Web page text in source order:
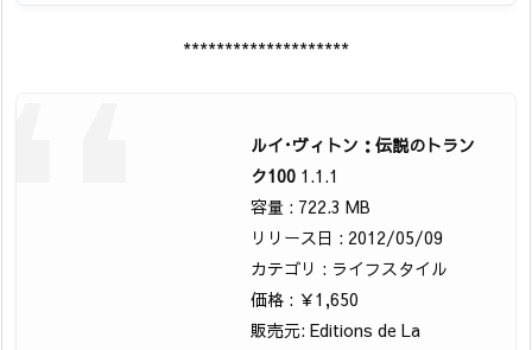
********************
ルイ･ヴィトン：伝説のトラン
ク100 1.1.1
容量 : 722.3 MB
リリース日 : 2012/05/09
カテゴリ : ライフスタイル
価格 : ￥1,650
販売元: Editions de La